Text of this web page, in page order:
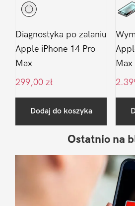
Diagnostyka po zalaniu
Apple iPhone 14 Pro
Max
299,00 zł
Dodaj do koszyka
Max
Sidebar
Ostatnio na